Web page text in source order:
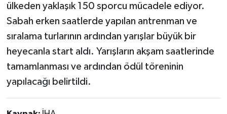
ülkeden yaklaşık 150 sporcu mücadele ediyor.
Sabah erken saatlerde yapılan antrenman ve
sıralama turlarının ardından yarışlar büyük bir
heyecanla start aldı. Yarışların akşam saatlerinde
tamamlanması ve ardından ödül töreninin
yapılacağı belirtildi.